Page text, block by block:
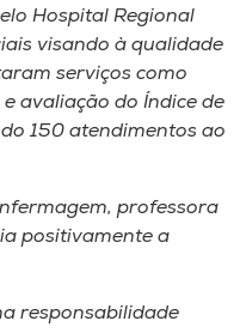
Hospital Regional
visando à qualidade
serviços como
avaliação do Índice de
150 atendimentos ao
professora
positivamente a
responsabilidade